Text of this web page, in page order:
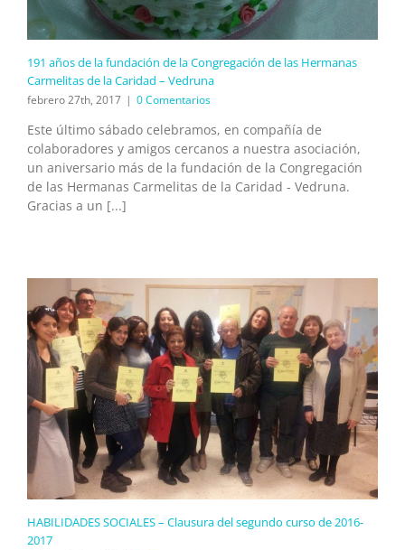
191 años de la fundación de la Congregación de las Hermanas
Carmelitas de la Caridad – Vedruna
febrero 27th, 2017 | 0 Comentarios
Este último sábado celebramos, en compañía de
colaboradores y amigos cercanos a nuestra asociación,
un aniversario más de la fundación de la Congregación
de las Hermanas Carmelitas de la Caridad - Vedruna.
Gracias a un [...]
HABILIDADES SOCIALES – Clausura del segundo curso de 2016-
2017